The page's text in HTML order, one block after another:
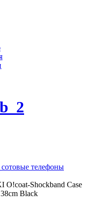
телефоны
O!coat-Shockband Case
Black